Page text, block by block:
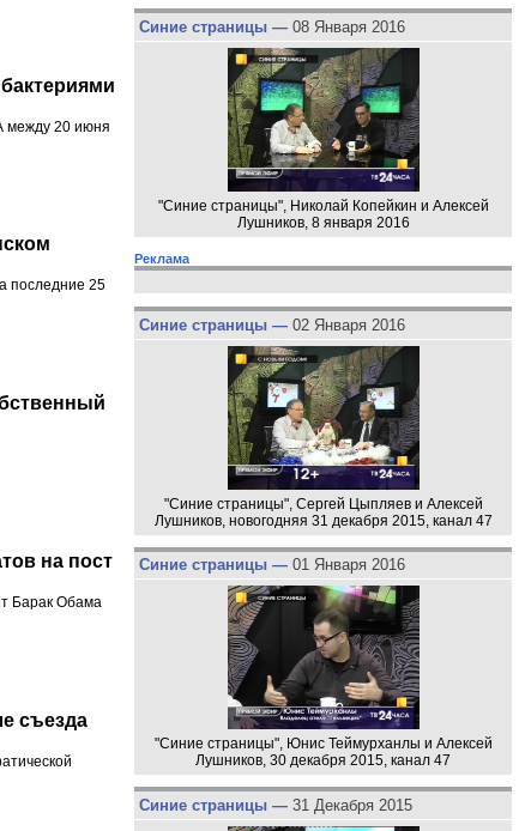
между 20 июня
последние 25
на пост
Барак Обама
съезда
Синие страницы — 08 Января 2016
"Синие страницы", Николай Копейкин и Алексей
Лушников, 8 января 2016
Реклама
Синие страницы — 02 Января 2016
"Синие страницы", Сергей Цыпляев и Алексей
Лушников, новогодняя 31 декабря 2015, канал 47
Синие страницы — 01 Января 2016
"Синие страницы", Юнис Теймурханлы и Алексей
Лушников, 30 декабря 2015, канал 47
Синие страницы — 31 Декабря 2015